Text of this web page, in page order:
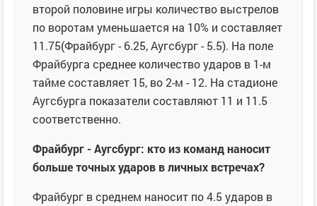
второй половине игры количество выстрелов
по воротам уменьшается на 10% и составляет
11.75(Фрайбург - 6.25, Аугсбург - 5.5). На поле
Фрайбурга среднее количество ударов в 1-м
тайме составляет 15, во 2-м - 12. На стадионе
Аугсбурга показатели составляют 11 и 11.5
соответственно.
Фрайбург - Аугсбург: кто из команд наносит
больше точных ударов в личных встречах?
Фрайбург в среднем наносит по 4.5 ударов в